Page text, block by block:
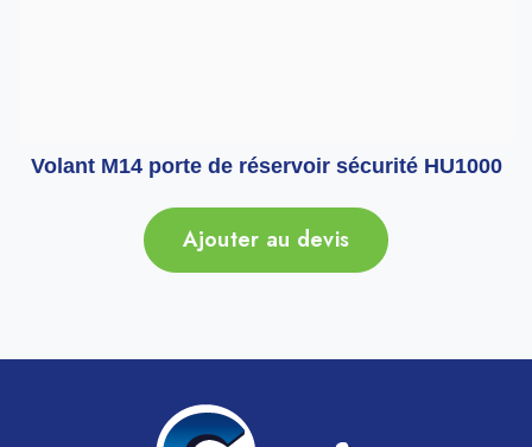
Volant M14 porte de réservoir sécurité HU1000
Ajouter au devis